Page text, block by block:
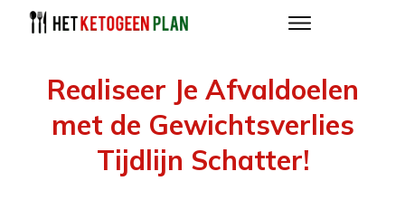
Realiseer Je Afvaldoelen
met de Gewichtsverlies
Tijdlijn Schatter!